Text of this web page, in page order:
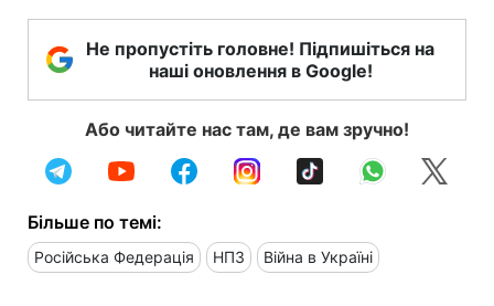
Не пропустіть головне! Підпишіться на
наші оновлення в Google!
Або читайте нас там, де вам зручно!
Більше по темі:
Російська Федерація НПЗ Війна в Україні